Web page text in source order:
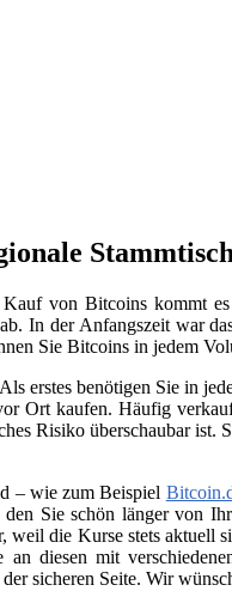
von Bitcoins kommt
In der Anfangszeit war
Sie Bitcoins in jedem
erstes benötigen Sie in
Ort kaufen. Häufig
Risiko überschaubar
– wie zum Beispiel
Sie schön länger von
weil die Kurse stets aktuell
diesen mit
sicheren Seite. Wir